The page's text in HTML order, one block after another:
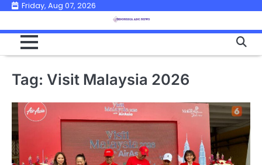
Skip
content
Friday, Aug 07, 2026
Tag: Visit Malaysia 2026